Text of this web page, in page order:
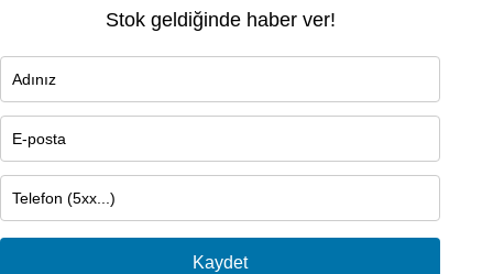
Stok geldiğinde haber ver!
Kaydet